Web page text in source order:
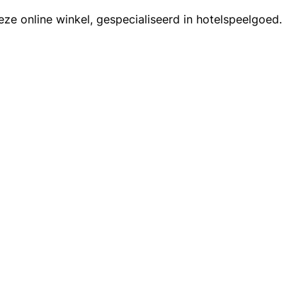
online winkel, gespecialiseerd in hotelspeelgoed.